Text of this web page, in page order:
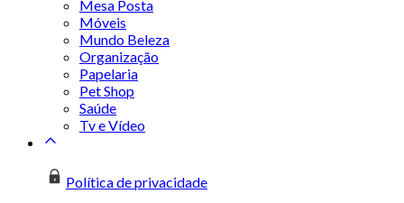
Mesa Posta
Móveis
Mundo Beleza
Organização
Papelaria
Pet Shop
Saúde
Tv e Vídeo
Política de privacidade